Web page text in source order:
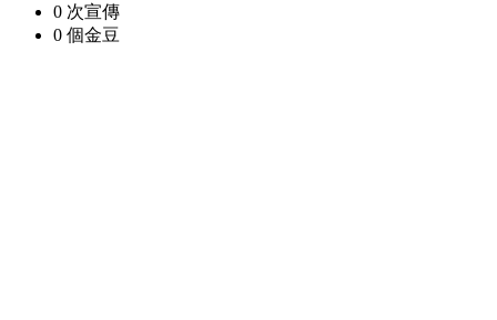
0 次宣傳
0 個金豆